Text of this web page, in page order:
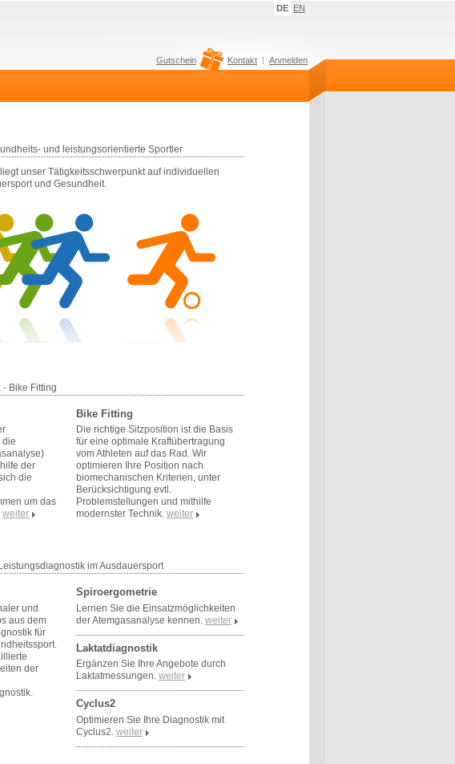
DE EN
Gutschein Kontakt Anmelden
und leistungsorientierte Sportler
unser Tätigkeitsschwerpunkt auf individuellen
und Gesundheit.
Bike Fitting
die
der
die
um das
weiter
Bike Fitting
Die richtige Sitzposition ist die Basis
für eine optimale Kraftübertragung
vom Athleten auf das Rad. Wir
optimieren Ihre Position nach
biomechanischen Kriterien, unter
Berücksichtigung evtl.
Problemstellungen und mithilfe
modernster Technik. weiter
im Ausdauersport
und
aus dem
für
der
Spiroergometrie
Lernen Sie die Einsatzmöglichkeiten
der Atemgasanalyse kennen. weiter
Laktatdiagnostik
Ergänzen Sie Ihre Angebote durch
Laktatmessungen. weiter
Cyclus2
Optimieren Sie Ihre Diagnostik mit
Cyclus2. weiter